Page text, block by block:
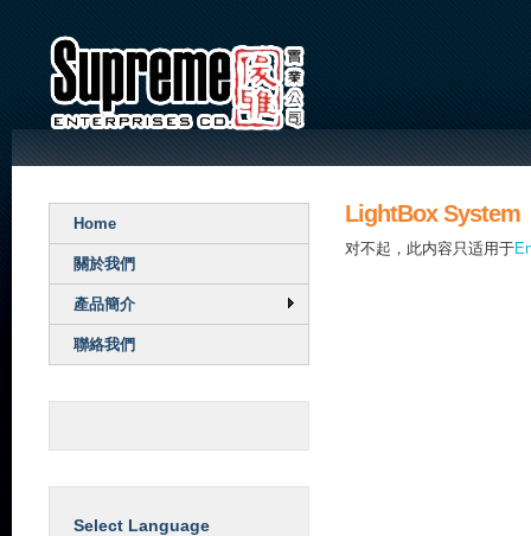
Home
關於我們
產品簡介
聯絡我們
Select Language
LightBox System
对不起，此内容只适用于